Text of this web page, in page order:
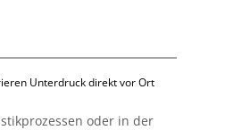
Unterdruck direkt vor Ort
oder in der